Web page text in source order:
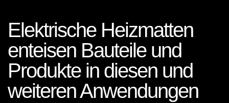
Elektrische Heizmatten
enteisen Bauteile und
Produkte in diesen und
weiteren Anwendungen